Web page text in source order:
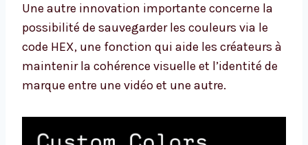
Une autre innovation importante concerne la
possibilité de sauvegarder les couleurs via le
code HEX, une fonction qui aide les créateurs à
maintenir la cohérence visuelle et l’identité de
marque entre une vidéo et une autre.